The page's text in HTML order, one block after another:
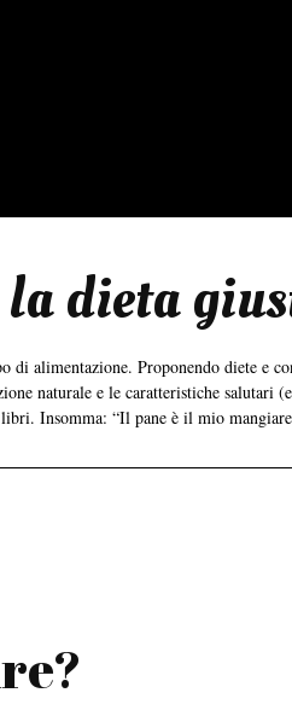
dieta
di alimentazione. Proponendo diete e
naturale e le caratteristiche
Insomma: “Il pane è il mio